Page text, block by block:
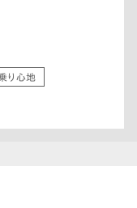
り心地